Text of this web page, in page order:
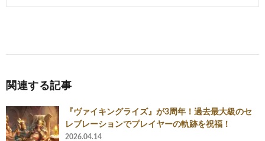
関連する記事
『ヴァイキングライズ』が3周年！過去最大級のセ
レブレーションでプレイヤーの軌跡を祝福！
2026.04.14